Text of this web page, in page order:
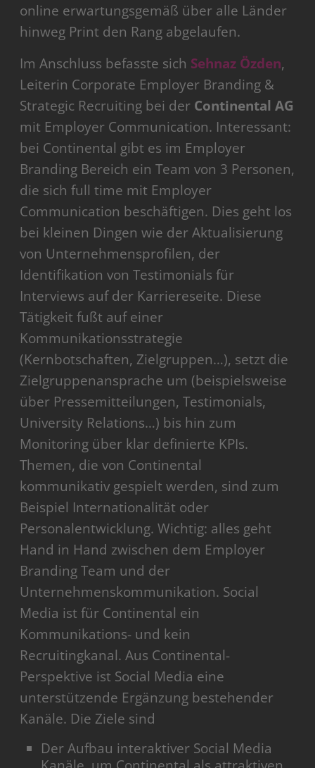
online erwartungsgemäß über alle Länder
hinweg Print den Rang abgelaufen.
Im Anschluss befasste sich Sehnaz Özden,
Leiterin Corporate Employer Branding &
Strategic Recruiting bei der Continental AG
mit Employer Communication. Interessant:
bei Continental gibt es im Employer
Branding Bereich ein Team von 3 Personen,
die sich full time mit Employer
Communication beschäftigen. Dies geht los
bei kleinen Dingen wie der Aktualisierung
von Unternehmensprofilen, der
Identifikation von Testimonials für
Interviews auf der Karriereseite. Diese
Tätigkeit fußt auf einer
Kommunikationsstrategie
(Kernbotschaften, Zielgruppen…), setzt die
Zielgruppenansprache um (beispielsweise
über Pressemitteilungen, Testimonials,
University Relations…) bis hin zum
Monitoring über klar definierte KPIs.
Themen, die von Continental
kommunikativ gespielt werden, sind zum
Beispiel Internationalität oder
Personalentwicklung. Wichtig: alles geht
Hand in Hand zwischen dem Employer
Branding Team und der
Unternehmenskommunikation. Social
Media ist für Continental ein
Kommunikations- und kein
Recruitingkanal. Aus Continental-
Perspektive ist Social Media eine
unterstützende Ergänzung bestehender
Kanäle. Die Ziele sind
Der Aufbau interaktiver Social Media